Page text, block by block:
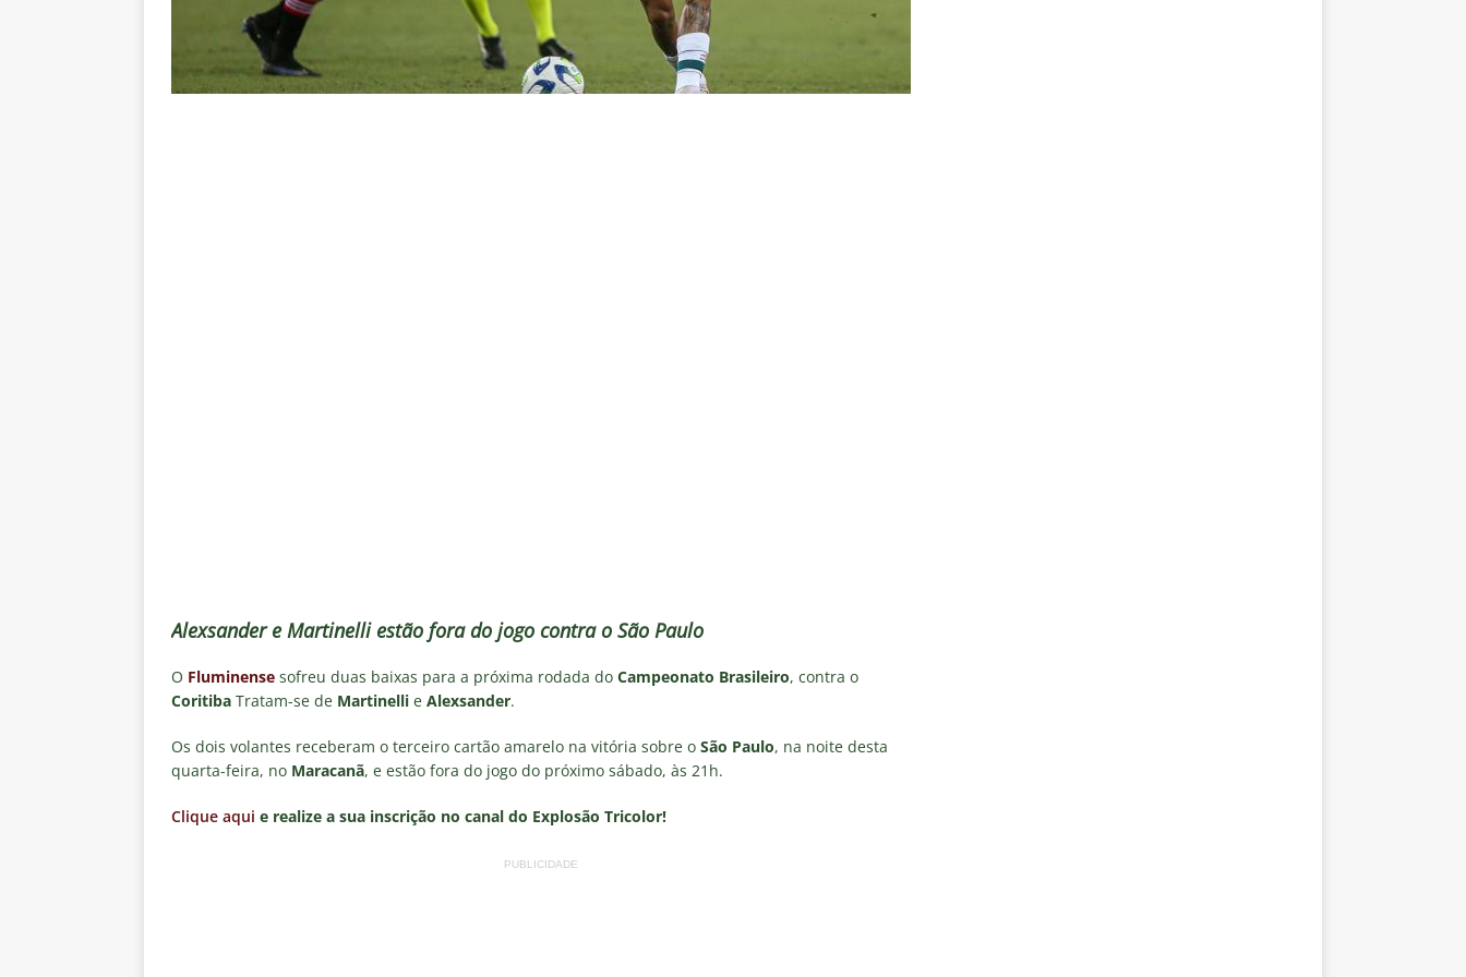
no tempo normal e os pontos de alerta no meio-campo tricolor
COLUNAS
[ 5 de agosto de 2026 ]
Casa cheia! Veja a nova parcial de ingressos vendidos para Fluminense x
Vasco
NOTÍCIAS
[ 4 de agosto de 2026 ] Roger Flores detona falta de espaço para Moleques de Xerém
NOTÍCIAS
Estatísticas
DICAS DE APOSTAS
clássico contra o Vasco
NOTÍCIAS
Alexsander e Martinelli estão fora do jogo contra o São Paulo
O Fluminense sofreu duas baixas para a próxima rodada do Campeonato Brasileiro, contra o
Coritiba Tratam-se de Martinelli e Alexsander.
Os dois volantes receberam o terceiro cartão amarelo na vitória sobre o São Paulo, na noite desta
quarta-feira, no Maracanã, e estão fora do jogo do próximo sábado, às 21h.
Clique aqui e realize a sua inscrição no canal do Explosão Tricolor!
PUBLICIDADE